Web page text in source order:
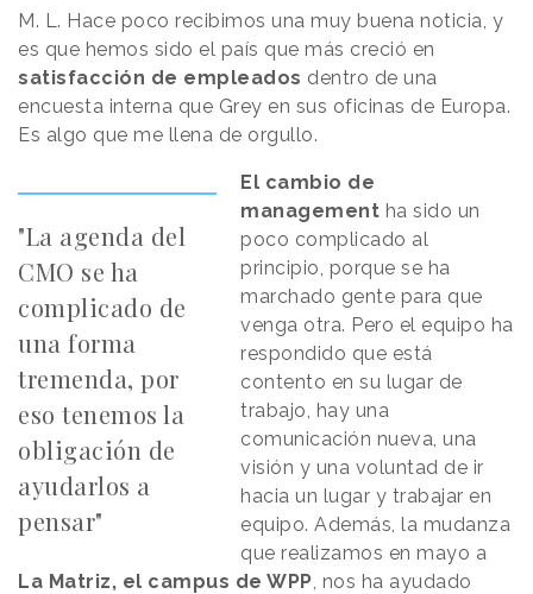
M. L. Hace poco recibimos una muy buena noticia, y
es que hemos sido el país que más creció en
satisfacción de empleados dentro de una
encuesta interna que Grey en sus oficinas de Europa.
Es algo que me llena de orgullo.
"La agenda del
CMO se ha
complicado de
una forma
tremenda, por
eso tenemos la
obligación de
ayudarlos a
pensar"
El cambio de
management ha sido un
poco complicado al
principio, porque se ha
marchado gente para que
venga otra. Pero el equipo ha
respondido que está
contento en su lugar de
trabajo, hay una
comunicación nueva, una
visión y una voluntad de ir
hacia un lugar y trabajar en
equipo. Además, la mudanza
que realizamos en mayo a
La Matriz, el campus de WPP, nos ha ayudado